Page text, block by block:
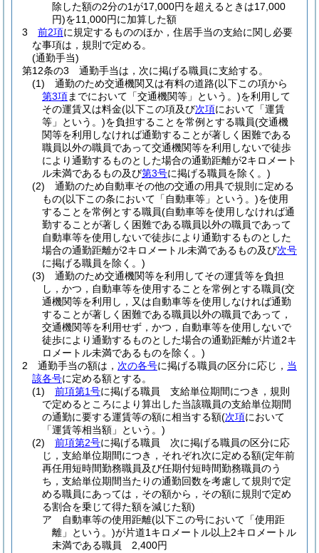
除した額の2分の1が17,000円を超えるときは17,000
円)を11,000円に加算した額
3
前2項に規定するもののほか，住居手当の支給に関し必要
な事項は，規則で定める。
(通勤手当)
第12条の3
通勤手当は，次に掲げる職員に支給する。
(1)
通勤のため交通機関又は有料の道路(以下この項から
第3項までにおいて「交通機関等」という。)を利用して
その運賃又は料金(以下この項及び次項において「運賃
等」という。)を負担することを常例とする職員(交通機
関等を利用しなければ通勤することが著しく困難である
職員以外の職員であって交通機関等を利用しないで徒歩
により通勤するものとした場合の通勤距離が2キロメート
ル未満であるもの及び第3号に掲げる職員を除く。)
(2)
通勤のため自動車その他の交通の用具で規則に定める
もの(以下この条において「自動車等」という。)を使用
することを常例とする職員(自動車等を使用しなければ通
勤することが著しく困難である職員以外の職員であって
自動車等を使用しないで徒歩により通勤するものとした
場合の通勤距離が2キロメートル未満であるもの及び次号
に掲げる職員を除く。)
(3)
通勤のため交通機関等を利用してその運賃等を負担
し，かつ，自動車等を使用することを常例とする職員(交
通機関等を利用し，又は自動車等を使用しなければ通勤
することが著しく困難である職員以外の職員であって，
交通機関等を利用せず，かつ，自動車等を使用しないで
徒歩により通勤するものとした場合の通勤距離が片道2キ
ロメートル未満であるものを除く。)
2
通勤手当の額は， 次の各号に掲げる職員の区分に応じ， 当
該各号に定める額とする。
(1)
前項第1号に掲げる職員 支給単位期間につき，規則
で定めるところにより算出した当該職員の支給単位期間
の通勤に要する運賃等の額に相当する額(次項において
「運賃等相当額」という。)
(2)
前項第2号に掲げる職員 次に掲げる職員の区分に応
じ，支給単位期間につき，それぞれ次に定める額(定年前
再任用短時間勤務職員及び任期付短時間勤務職員のう
ち，支給単位期間当たりの通勤回数を考慮して規則で定
める職員にあっては，その額から，その額に規則で定め
る割合を乗じて得た額を減じた額)
ア
自動車等の使用距離(以下この号において「使用距
離」という。)が片道1キロメートル以上2キロメートル
未満である職員 2,400円